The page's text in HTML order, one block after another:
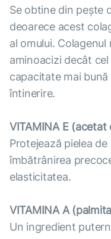
Se obtine din pește
deoarece acest
al omului.
aminoacizi decât
capacitate mai
întinerire.
VITAMINA E
Protejează pielea
îmbătrânirea
elasticitatea.
VITAMINA A
Un ingredient